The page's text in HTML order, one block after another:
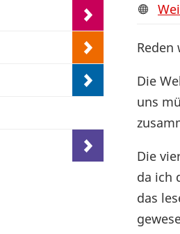
Die
uns
Die
da ich
das